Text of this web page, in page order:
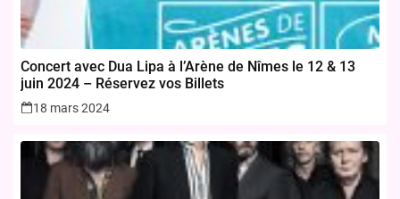
Concert avec Dua Lipa à l’Arène de Nîmes le 12 & 13
juin 2024 – Réservez vos Billets
18 mars 2024